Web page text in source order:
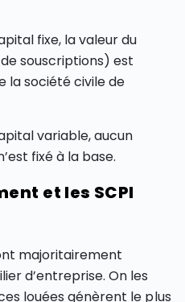
fixe, la valeur du
souscriptions) est
la société civile de
variable, aucun
fixé à la base.
et les SCPI
majoritairement
d’entreprise. On les
louées génèrent le plus